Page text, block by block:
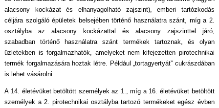
alacsony kockázat és elhanyagolható zajszint), emberi tartózkodás
céljára szolgáló épületek belsejében történő használatra szánt, míg a 2.
osztályba az alacsony kockázattal és alacsony zajszinttel járó,
szabadban történő használatra szánt termékek tartoznak, és olyan
üzletekben is forgalmazhatók, amelyeket nem kifejezetten pirotechnikai
termék forgalmazására hoztak létre. Például „tortagyertyát” cukrászdában
is lehet vásárolni.
A 14. életévüket betöltött személyek az 1., míg a 16. életévüket betöltött
személyek a 2. pirotechnikai osztályba tartozó termékeket egész évben